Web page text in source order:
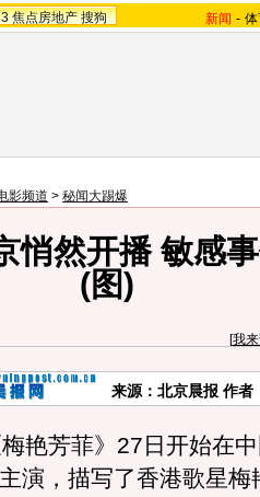
焦点房地产 搜狗 新闻 -
影频道 > 秘闻大踢爆
悄然开播 敏感
(图)
[我
来源：北京晨报 作者
芳菲》27日开始在中
演，描写了香港歌星梅